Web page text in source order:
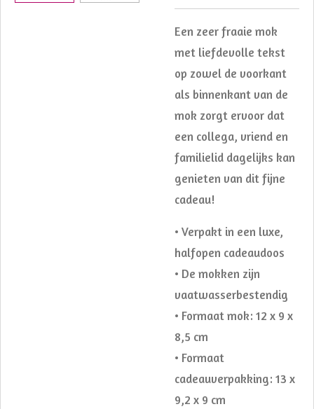
Een zeer fraaie mok
met liefdevolle tekst
op zowel de voorkant
als binnenkant van de
mok zorgt ervoor dat
een collega, vriend en
familielid dagelijks kan
genieten van dit fijne
cadeau!
• Verpakt in een luxe,
halfopen cadeaudoos
• De mokken zijn
vaatwasserbestendig
• Formaat mok: 12 x 9 x
8,5 cm
• Formaat
cadeauverpakking: 13 x
9,2 x 9 cm